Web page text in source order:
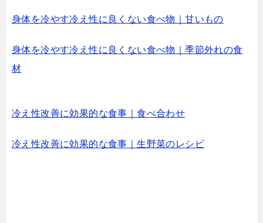
身体を冷やす冷え性に良くない食べ物｜甘いもの
身体を冷やす冷え性に良くない食べ物｜季節外れの食
材
冷え性改善に効果的な食事｜食べ合わせ
冷え性改善に効果的な食事｜生野菜のレシピ